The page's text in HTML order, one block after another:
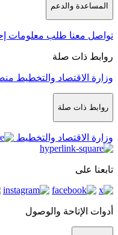
المساعدة والدعم
تواصل معنا طلب معلومات
روابط ذات صلة
وزارة الاقتصاد والتخطيط
روابط ذات صلة
وزارة الاقتصاد والتخطيط
تابعنا على
أدوات الإتاحة والوصول